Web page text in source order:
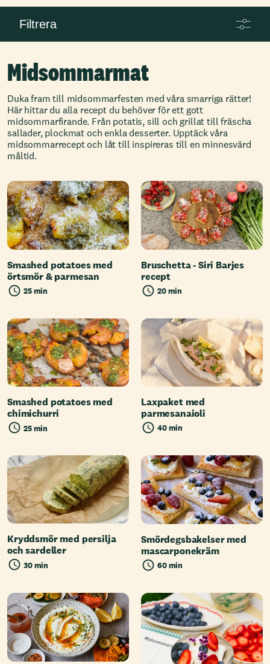
Filtrera
Midsommarmat
Duka fram till midsommarfesten med våra smarriga rätter!
Här hittar du alla recept du behöver för ett gott
midsommarfirande. Från potatis, sill och grillat till fräscha
sallader, plockmat och enkla desserter. Upptäck våra
midsommarrecept och låt till inspireras till en minnesvärd
måltid.
Smashed potatoes med
örtsmör & parmesan
25 min
Bruschetta - Siri Barjes
recept
20 min
Smashed potatoes med
chimichurri
25 min
Laxpaket med
parmesanaioli
40 min
Kryddsmör med persilja
och sardeller
30 min
Smördegsbakelser med
mascarponekräm
60 min